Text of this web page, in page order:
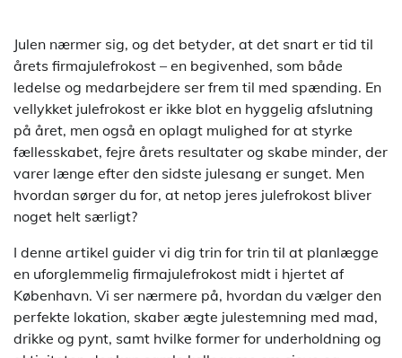
Julen nærmer sig, og det betyder, at det snart er tid til
årets firmajulefrokost – en begivenhed, som både
ledelse og medarbejdere ser frem til med spænding. En
vellykket julefrokost er ikke blot en hyggelig afslutning
på året, men også en oplagt mulighed for at styrke
fællesskabet, fejre årets resultater og skabe minder, der
varer længe efter den sidste julesang er sunget. Men
hvordan sørger du for, at netop jeres julefrokost bliver
noget helt særligt?
I denne artikel guider vi dig trin for trin til at planlægge
en uforglemmelig firmajulefrokost midt i hjertet af
København. Vi ser nærmere på, hvordan du vælger den
perfekte lokation, skaber ægte julestemning med mad,
drikke og pynt, samt hvilke former for underholdning og